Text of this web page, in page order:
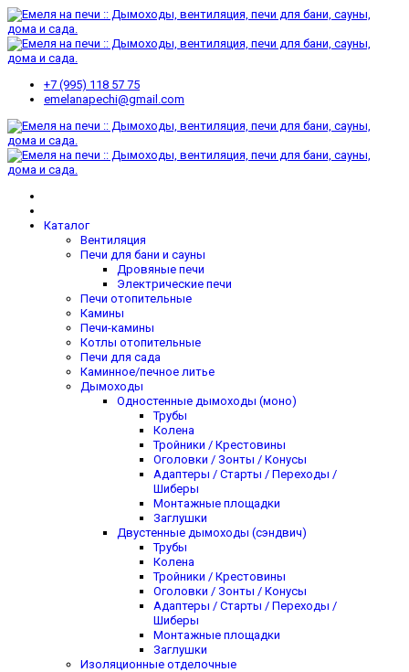
+7 (995) 118 57 75
emelanapechi@gmail.com
Каталог
Вентиляция
Печи для бани и сауны
Дровяные печи
Электрические печи
Печи отопительные
Камины
Печи-камины
Котлы отопительные
Печи для сада
Каминное/печное литье
Дымоходы
Одностенные дымоходы (моно)
Трубы
Колена
Тройники / Крестовины
Оголовки / Зонты / Конусы
Адаптеры / Старты / Переходы /
Шиберы
Монтажные площадки
Заглушки
Двустенные дымоходы (сэндвич)
Трубы
Колена
Тройники / Крестовины
Оголовки / Зонты / Конусы
Адаптеры / Старты / Переходы /
Шиберы
Монтажные площадки
Заглушки
Изоляционные отделочные